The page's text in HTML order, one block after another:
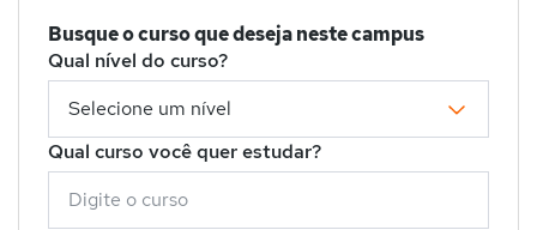
Busque o curso que deseja neste campus
Qual nível do curso?
Qual curso você quer estudar?